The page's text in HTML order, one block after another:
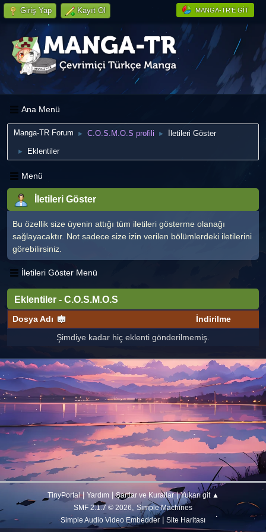
MANGA-TR'E GIT
Giriş Yap Kayıt Ol
Ana Menü
Manga-TR Forum ► C.O.S.M.O.S profili ► İletileri Göster
► Eklentiler
Menü
İletileri Göster
Bu özellik size üyenin attığı tüm iletileri gösterme olanağı
sağlayacaktır. Not sadece size izin verilen bölümlerdeki iletilerini
görebilirsiniz.
İletileri Göster Menü
Eklentiler - C.O.S.M.O.S
Dosya Adı
İndirilme
Şimdiye kadar hiç eklenti gönderilmemiş.
TinyPortal| Yardım|Şartlar ve Kurallar|Yukarı git ▲
SMF 2.1.7 © 2026, Simple Machines
Simple Audio Video Embedder
Site Haritası